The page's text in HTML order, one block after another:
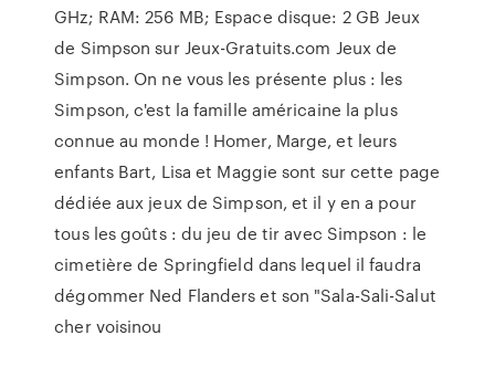
GHz; RAM: 256 MB; Espace disque: 2 GB Jeux
de Simpson sur Jeux-Gratuits.com Jeux de
Simpson. On ne vous les présente plus : les
Simpson, c'est la famille américaine la plus
connue au monde ! Homer, Marge, et leurs
enfants Bart, Lisa et Maggie sont sur cette page
dédiée aux jeux de Simpson, et il y en a pour
tous les goûts : du jeu de tir avec Simpson : le
cimetière de Springfield dans lequel il faudra
dégommer Ned Flanders et son "Sala-Sali-Salut
cher voisinou